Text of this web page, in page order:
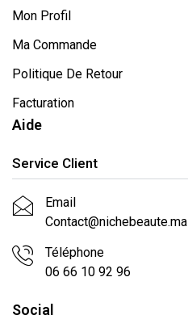
Mon Profil
Ma Commande
Politique De Retour
Facturation
Aide
Service Client
Email
Contact@nichebeaute.ma
Téléphone
06 66 10 92 96
Social